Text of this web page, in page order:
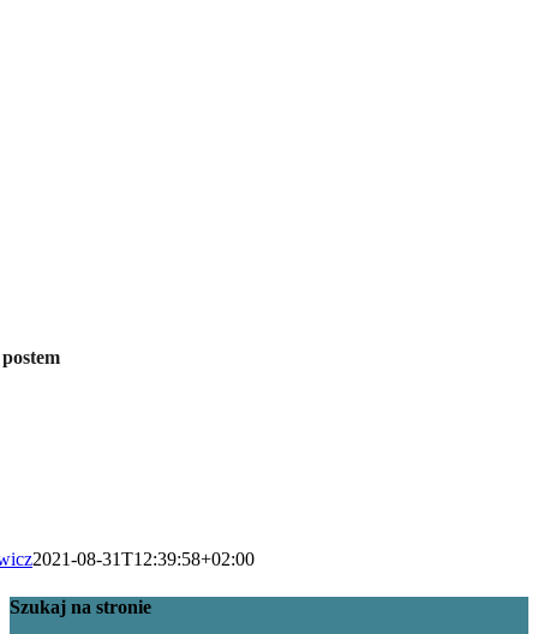
2021-08-31T12:39:58+02:00
Szukaj na stronie